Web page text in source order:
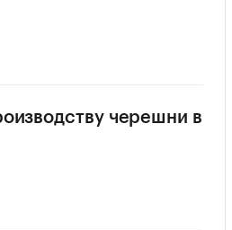
черешни в